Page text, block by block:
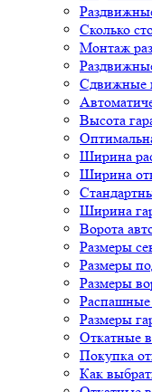
Сколько
Монтаж
Сдвижные
Высота
Ширина
Ширина
Ширина
Ворота
Размеры
Размеры
Размеры
Распашные
Размеры
Откатные
Покупка
Как